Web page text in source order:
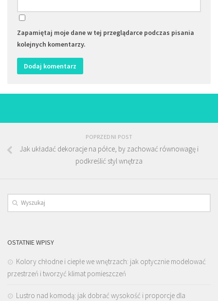
Zapamiętaj moje dane w tej przeglądarce podczas pisania
kolejnych komentarzy.
POPRZEDNI POST
Jak układać dekoracje na półce, by zachować równowagę i
podkreślić styl wnętrza
OSTATNIE WPISY
Kolory chłodne i ciepłe we wnętrzach: jak optycznie modelować
przestrzeń i tworzyć klimat pomieszczeń
Lustro nad komodą: jak dobrać wysokość i proporcje dla